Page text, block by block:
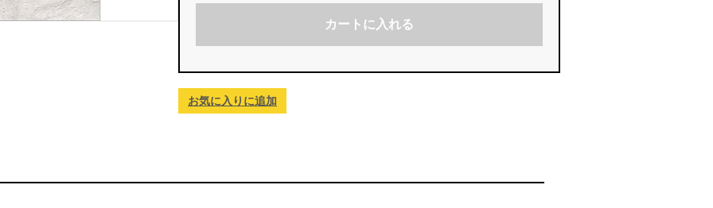
カートに入れる
お気に入りに追加